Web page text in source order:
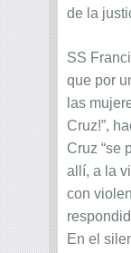
de la
SS
que por
las
Cruz!”,
Cruz “se
allí, a la
con
En el